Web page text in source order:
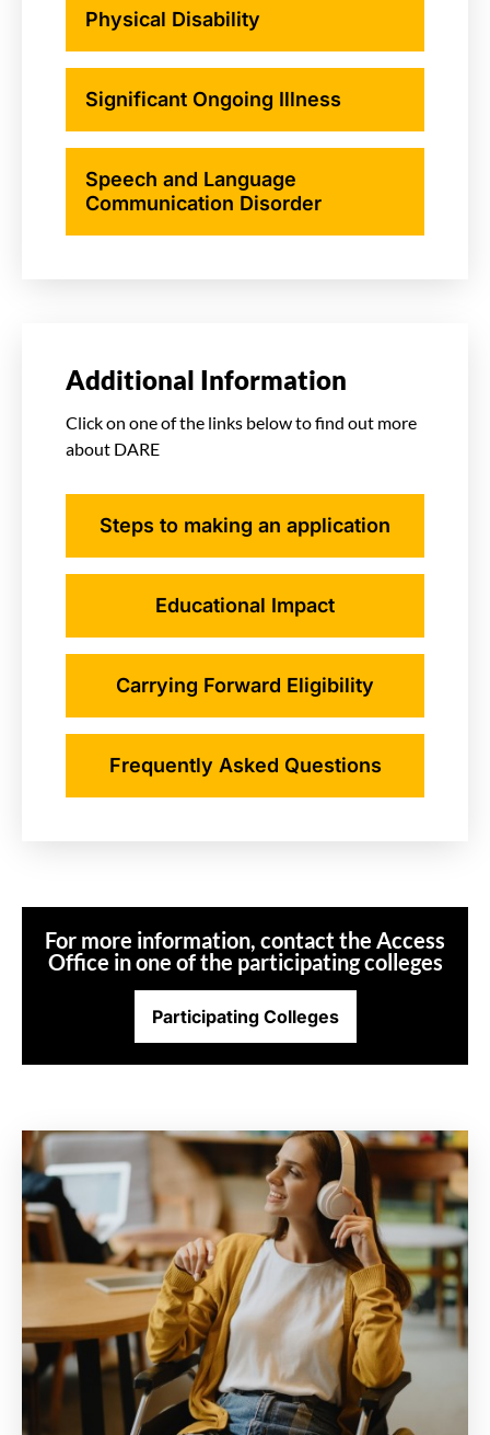
Physical Disability
Significant Ongoing Illness
Speech and Language
Communication Disorder
Additional Information
Click on one of the links below to find out more
about DARE
Steps to making an application
Educational Impact
Carrying Forward Eligibility
Frequently Asked Questions
For more information, contact the Access
Office in one of the participating colleges
Participating Colleges